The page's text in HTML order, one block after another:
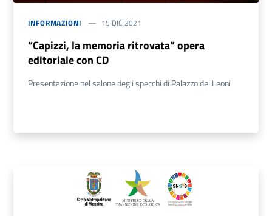
INFORMAZIONI 15 DIC 2021
“Capizzi, la memoria ritrovata” opera
editoriale con CD
Presentazione nel salone degli specchi di Palazzo dei Leoni